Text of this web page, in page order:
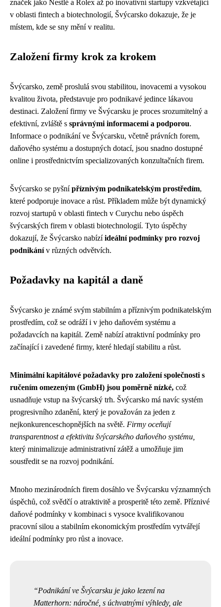
značek jako Nestlé a Rolex až po inovativní startupy vzkvétající
v oblasti fintech a biotechnologií, Švýcarsko dokazuje, že je
místem, kde se sny mění v realitu.
Založení firmy krok za krokem
Švýcarsko, země proslulá svou stabilitou, inovacemi a vysokou
kvalitou života, představuje pro podnikavé jedince lákavou
destinaci. Založení firmy ve Švýcarsku je proces srozumitelný a
efektivní, zvláště s správnými informacemi a podporou.
Informace o podnikání ve Švýcarsku, včetně právních forem,
daňového systému a dostupných dotací, jsou snadno dostupné
online i prostřednictvím specializovaných konzultačních firem.
Švýcarsko se pyšnípříznivým podnikatelským prostředím,
které podporuje inovace a růst. Příkladem může být dynamický
rozvoj startupů v oblasti fintech v Curychu nebo úspěch
švýcarských firem v oblasti biotechnologií. Tyto úspěchy
dokazují, že Švýcarsko nabízíideální podmínky pro rozvoj
podnikánív různých odvětvích.
Požadavky na kapitál a daně
Švýcarsko je známé svým stabilním a příznivým podnikatelským
prostředím, což se odráží i v jeho daňovém systému a
požadavcích na kapitál. Země nabízí atraktivní podmínky pro
začínající i zavedené firmy, které hledají stabilitu a růst.
Minimální kapitálové požadavky pro založení společnosti s
ručením omezeným (GmbH) jsou poměrně nízké, což
usnadňuje vstup na švýcarský trh. Švýcarsko má navíc systém
progresivního zdanění, který je považován za jeden z
nejkonkurenceschopnějších na světě. Firmy oceňují
transparentnost a efektivitu švýcarského daňového systému,
který minimalizuje administrativní zátěž a umožňuje jim
soustředit se na rozvoj podnikání.
Mnoho mezinárodních firem dosáhlo ve Švýcarsku významných
úspěchů, což svědčí o atraktivitě a prosperitě této země. Příznivé
daňové podmínky v kombinaci s vysoce kvalifikovanou
pracovní silou a stabilním ekonomickým prostředím vytvářejí
ideální podmínky pro růst a inovace.
Podnikání ve Švýcarsku je jako lezení na
Matterhorn: náročné, s úchvatnými výhledy, ale